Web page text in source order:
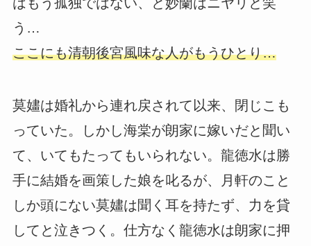
う…
ここにも清朝後宮風味な人がもうひとり…
莫嫿は婚礼から連れ戻されて以来、閉じこも
っていた。しかし海棠が朗家に嫁いだと聞い
て、いてもたってもいられない。龍徳水は勝
手に結婚を画策した娘を叱るが、月軒のこと
しか頭にない莫嫿は聞く耳を持たず、力を貸
してと泣きつく。仕方なく龍徳水は朗家に押